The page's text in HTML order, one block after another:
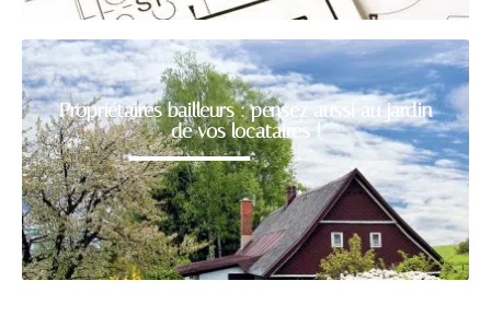
Propriétaires bailleurs : pensez aussi au jardin
de vos locataires !